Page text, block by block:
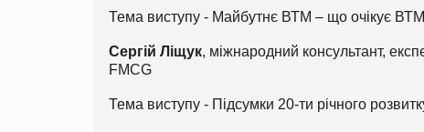
Тема виступу - Майбутнє ВТМ – що очікує
Сергій Ліщук, міжнародний консультант,
FMCG
Тема виступу - Підсумки 20-ти річного